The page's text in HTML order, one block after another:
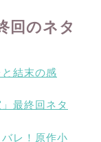
回のネタ
と結末の感
最終回ネタ
バレ！原作小